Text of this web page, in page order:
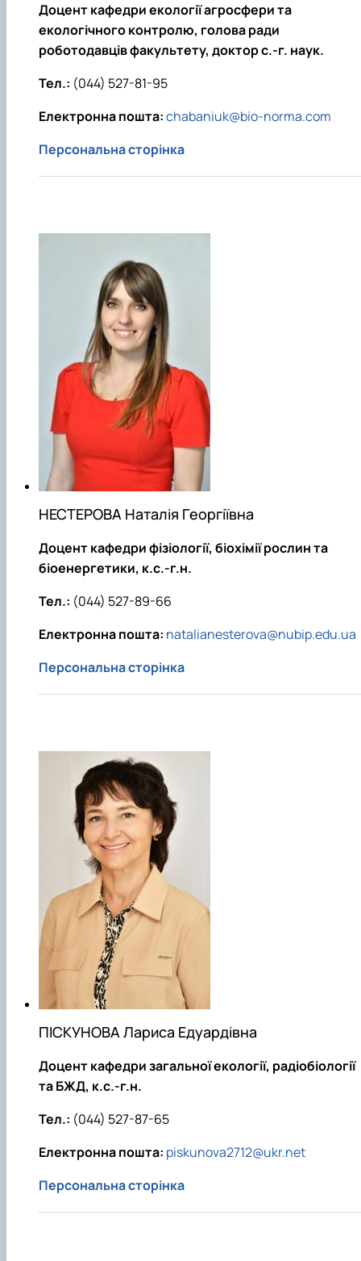
Доцент кафедри екології агросфери та
екологічного контролю, голова ради
роботодавців факультету, доктор с.-г. наук.
Тел.: (044) 527-81-95
Електронна пошта:chabaniuk@bio-norma.com
Персональна сторінка
НЕСТЕРОВА Наталія Георгіївна
Доцент кафедри фізіології, біохімії рослин та
біоенергетики, к.с.-г.н.
Тел.: (044) 527-89-66
Електронна пошта: natalianesterova@nubip.edu.ua
Персональна сторінка
ПІСКУНОВА Лариса Едуардівна
Доцент кафедри загальної екології, радіобіології
та БЖД, к.с.-г.н.
Тел.: (044) 527-87-65
Електронна пошта: piskunova2712@ukr.net
Персональна сторінка